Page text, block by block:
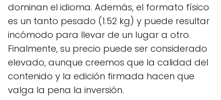
dominan el idioma. Además, el formato físico
es un tanto pesado (1.52 kg) y puede resultar
incómodo para llevar de un lugar a otro.
Finalmente, su precio puede ser considerado
elevado, aunque creemos que la calidad del
contenido y la edición firmada hacen que
valga la pena la inversión.